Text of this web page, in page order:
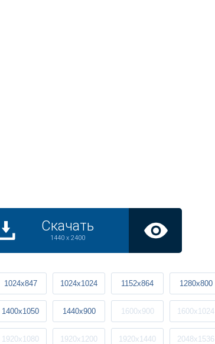
Скачать
1440 x 2400
1024x847 1024x1024 1152x864 1280x800
1400x1050 1440x900 1600x900 1600x1024
1920x1080 1920x1200 1920x1440 2048x1536